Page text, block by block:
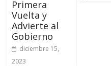
Primera
Vuelta y
Advierte al
Gobierno
diciembre 15,
2023